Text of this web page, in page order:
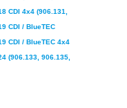
CDI 4x4 (906.131,
CDI / BlueTEC
CDI / BlueTEC 4x4
(906.133, 906.135,